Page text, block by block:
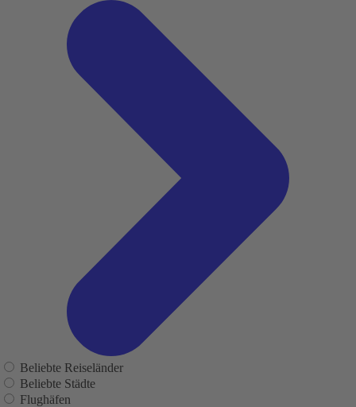
Beliebte Reiseländer
Beliebte Städte
Flughäfen